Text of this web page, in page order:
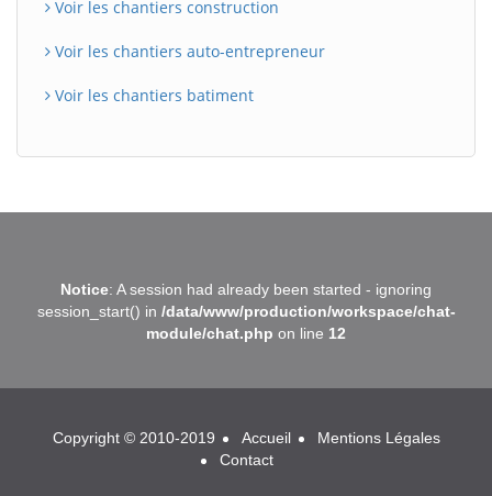
Voir les chantiers construction
Voir les chantiers auto-entrepreneur
Voir les chantiers batiment
Notice: A session had already been started - ignoring
session_start() in /data/www/production/workspace/chat-
module/chat.php on line 12
B
Assistant en ligne
Copyright © 2010-2019 Accueil
Mentions Légales
Contact